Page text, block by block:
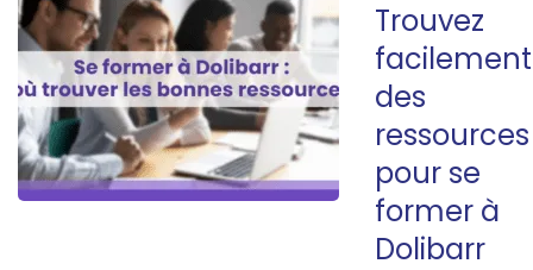
Trouvez
facilement
des
ressources
pour se
former à
Dolibarr